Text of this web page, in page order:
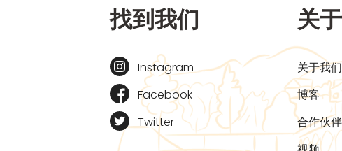
找到我们
Instagram
Facebook
Twitter
关
关于我们
博客
合作伙伴